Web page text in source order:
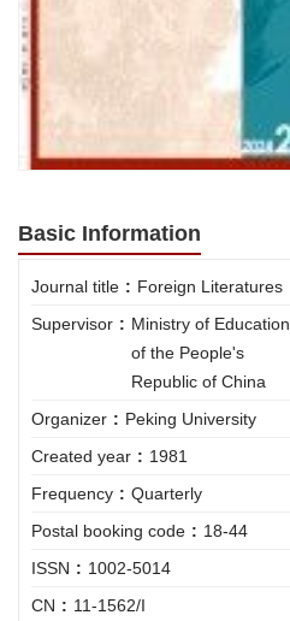
Basic Information
Journal title : Foreign Literatures
Supervisor : Ministry of Education
of the People's
Republic of China
Organizer : Peking University
Created year : 1981
Frequency : Quarterly
Postal booking code : 18-44
ISSN : 1002-5014
CN : 11-1562/I